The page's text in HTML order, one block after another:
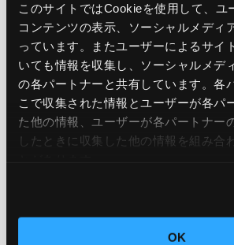
このサイトではCookieを使用して、ユ
コンテンツの表示、ソーシャルメディ
っています。またユーザーによるサイ
いても情報を収集し、ソーシャルメデ
の各パートナーと共有しています。各
こで収集された情報とユーザーが各パ
た他の情報、ユーザーが各パートナー
したときに収集した他の情報を組み合
OK
引用元：AWS Elastic Beanstalk
Python 3.13 on Amazon Linux 2023
この記事をシェ